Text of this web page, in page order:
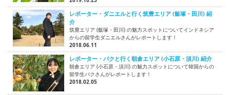
レポーター・ダニエルと行く筑豊エリア (飯塚・田川) 紹
介
筑豊エリア (飯塚・田川) の魅力スポットについてインドネシア
からの留学生ダニエルさんがレポートします！
2018.06.11
レポーター・パクと行く朝倉エリア (小石原・須川) 紹介
朝倉エリア (小石原・須川) の魅力スポットについて韓国からの
留学生パクさんがレポートします！
2018.02.05